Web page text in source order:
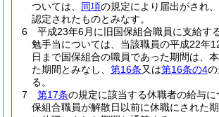
ついては、 同項の規定により届出がされ
認定されたものとみなす。
6
平成23年6月に旧国保組合職員に支給す
勉手当については、当該職員の平成22年
日まで国保組合の職員であった期間は、
た期間とみなし、 第16条又は第16条の4
る。
7
第17条の規定に該当する休職者の給与に
保組合職員が解散日以前に休職にされた